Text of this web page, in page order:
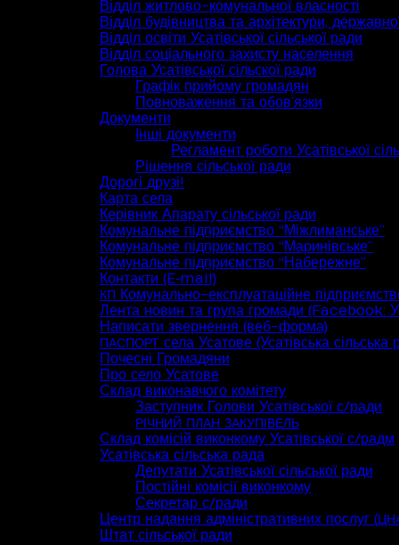
Відділ житлово-комунальної власності
Відділ будівництва та архітектури,
Відділ освіти Усатівської сільської ради
Відділ соціального захисту населення
Голова Усатівської сільскої ради
Графік прийому громадян
Повноваження та обов’язки
Документи
Інші документи
Регламент роботи Усатівської
Рішення сільської ради
Дорогі друзі!
Карта села
Керівник Апарату сільської ради
Комунальне підприємство “Міжлиманське”
Комунальне підприємство “Маринівське”
Комунальне підприємство “Набережне”
Контакти (E‑mail)
КП Комунально-експлуатаційне
Лента новин та група громади (Facebook:
Написати звернення (веб-форма)
ПАСПОРТ села Усатове (Усатівська сільська
Почесні Громадяни
Про село Усатове
Склад виконавчого комітету
Заступник Голови Усатівської с/ради
РІЧНИЙ ПЛАН ЗАКУПІВЕЛЬ
Склад комісій виконкому Усатівської с/радм
Усатівська сільська рада
Депутати Усатівської сільської ради
Постійні комісії виконкому
Секретар с/ради
Центр надання адміністративних послуг (
Штат сільської ради